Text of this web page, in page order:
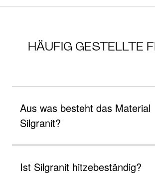
HÄUFIG GESTELLTE
Aus was besteht das Material
Silgranit?
Ist Silgranit hitzebeständig?